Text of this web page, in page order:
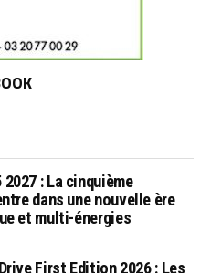
2027 : La cinquième
dans une nouvelle ère
et multi-énergies
First Edition 2026 : Les